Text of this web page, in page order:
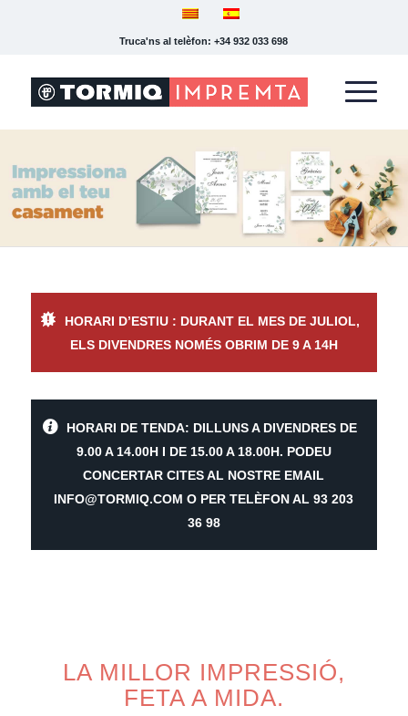
Truca'ns al telèfon: +34 932 033 698
HORARI D’ESTIU : DURANT EL MES DE JULIOL,
ELS DIVENDRES NOMÉS OBRIM DE 9 A 14H
HORARI DE TENDA: DILLUNS A DIVENDRES DE
9.00 A 14.00H I DE 15.00 A 18.00H. PODEU
CONCERTAR CITES AL NOSTRE EMAIL
INFO@TORMIQ.COM O PER TELÈFON AL 93 203
36 98
LA MILLOR IMPRESSIÓ,
FETA A MIDA.